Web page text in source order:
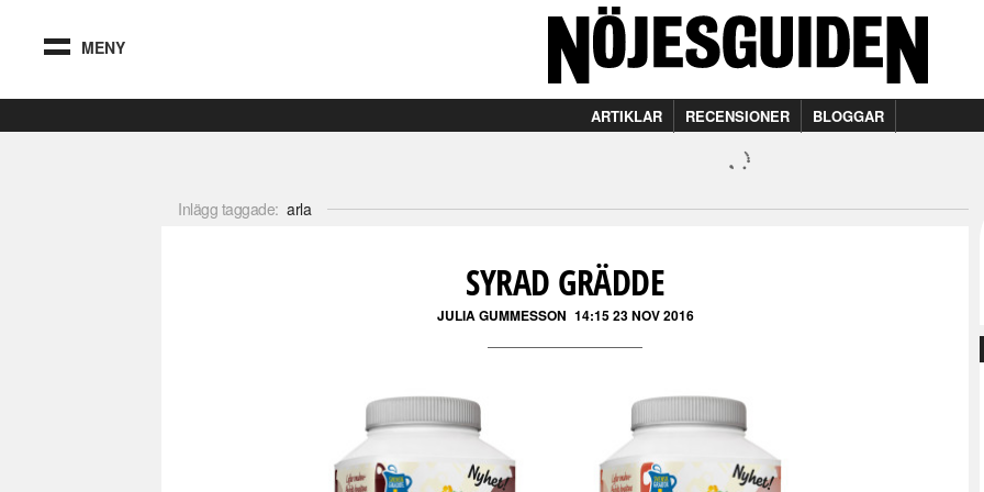
MENY
ARTIKLAR RECENSIONER BLOGGAR
Inlägg taggade: arla
SYRAD GRÄDDE
JULIA GUMMESSON 14:15 23 NOV 2016